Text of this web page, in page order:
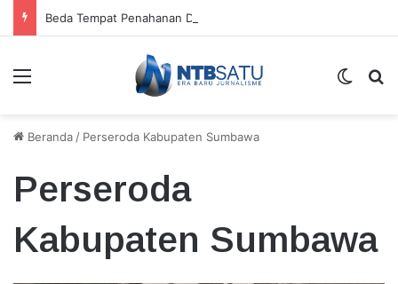
Menu
Beranda / Perseroda Kabupaten Sumbawa
Perseroda
Kabupaten Sumbawa